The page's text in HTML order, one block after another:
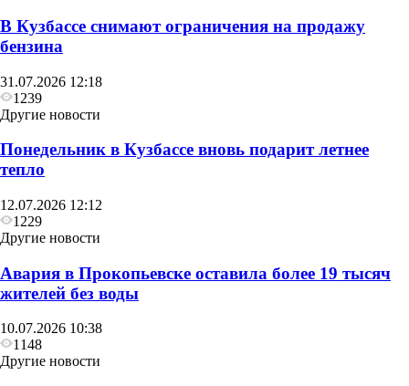
В Кузбассе снимают ограничения на продажу
бензина
31.07.2026 12:18
1239
Другие новости
Понедельник в Кузбассе вновь подарит летнее
тепло
12.07.2026 12:12
1229
Другие новости
Авария в Прокопьевске оставила более 19 тысяч
жителей без воды
10.07.2026 10:38
1148
Другие новости